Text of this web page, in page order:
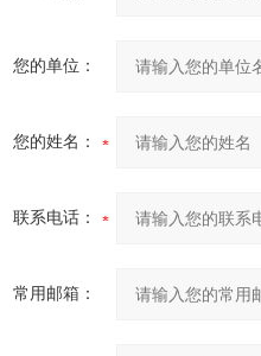
您的单位：
您的姓名：
联系电话：
常用邮箱：